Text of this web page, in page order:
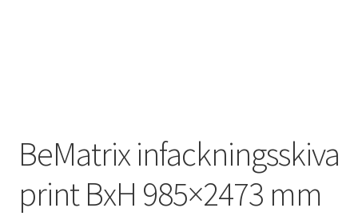
BeMatrix infackningsskiva
print BxH 985×2473 mm